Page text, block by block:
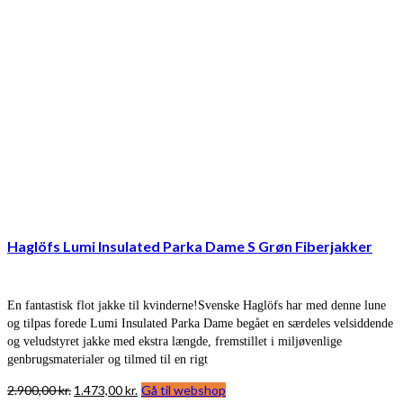
Haglöfs Lumi Insulated Parka Dame S Grøn Fiberjakker
En fantastisk flot jakke til kvinderne!Svenske Haglöfs har med denne lune
og tilpas forede Lumi Insulated Parka Dame begået en særdeles velsiddende
og veludstyret jakke med ekstra længde, fremstillet i miljøvenlige
genbrugsmaterialer og tilmed til en rigt
2.900,00kr. Den
1.473,00kr.Den
Gå til webshop